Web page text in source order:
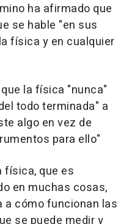
ha afirmado que
se hable "en sus
física y en cualquier
la física "nunca"
todo terminada" a
algo en vez de
para ello"
física, que es
en muchas cosas,
a cómo funcionan las
se puede medir y